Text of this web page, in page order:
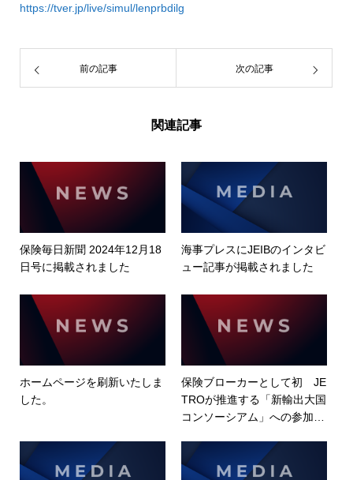
https://tver.jp/live/simul/lenprbdilg
前の記事 次の記事
関連記事
保険毎日新聞 2024年12月18
日号に掲載されました
海事プレスにJEIBのインタビ
ュー記事が掲載されました
ホームページを刷新いたしま
した。
保険ブローカーとして初 JE
TROが推進する「新輸出大国
コンソーシアム」への参加が